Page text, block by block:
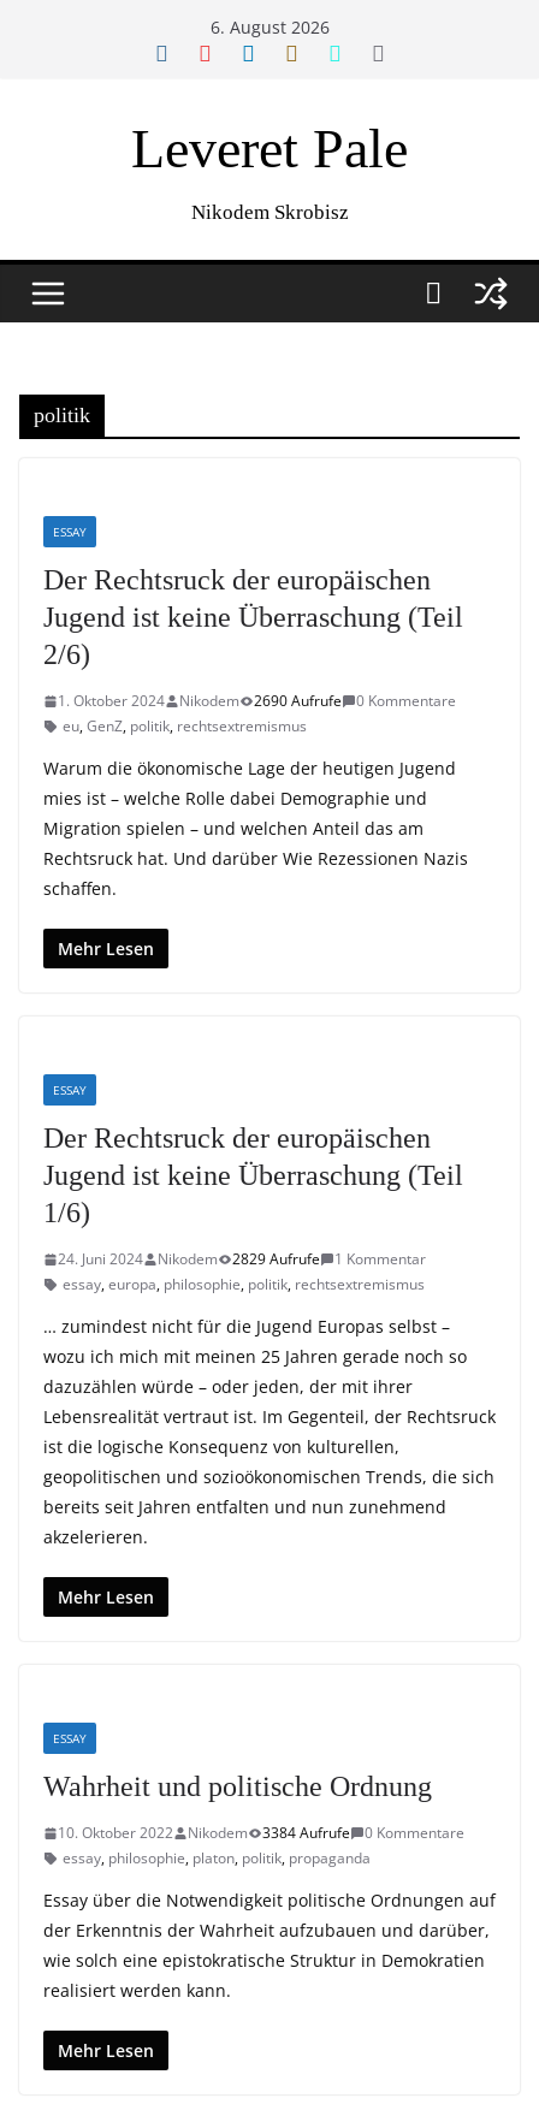
6. August 2026
Leveret Pale
Nikodem Skrobisz
politik
ESSAY
Der Rechtsruck der europäischen
Jugend ist keine Überraschung (Teil
2/6)
1. Oktober 2024 Nikodem 2690 Aufrufe
0 Kommentare
eu,GenZ, politik, rechtsextremismus
Warum die ökonomische Lage der heutigen Jugend
mies ist – welche Rolle dabei Demographie und
Migration spielen – und welchen Anteil das am
Rechtsruck hat. Und darüber Wie Rezessionen Nazis
schaffen.
Mehr Lesen
ESSAY
Der Rechtsruck der europäischen
Jugend ist keine Überraschung (Teil
1/6)
24. Juni 2024 Nikodem 2829 Aufrufe
1 Kommentar
essay,europa, philosophie, politik, rechtsextremismus
… zumindest nicht für die Jugend Europas selbst –
wozu ich mich mit meinen 25 Jahren gerade noch so
dazuzählen würde – oder jeden, der mit ihrer
Lebensrealität vertraut ist. Im Gegenteil, der Rechtsruck
ist die logische Konsequenz von kulturellen,
geopolitischen und sozioökonomischen Trends, die sich
bereits seit Jahren entfalten und nun zunehmend
akzelerieren.
Mehr Lesen
ESSAY
Wahrheit und politische Ordnung
10. Oktober 2022 Nikodem 3384 Aufrufe
0 Kommentare
essay, philosophie, platon, politik, propaganda
Essay über die Notwendigkeit politische Ordnungen auf
der Erkenntnis der Wahrheit aufzubauen und darüber,
wie solch eine epistokratische Struktur in Demokratien
realisiert werden kann.
Mehr Lesen